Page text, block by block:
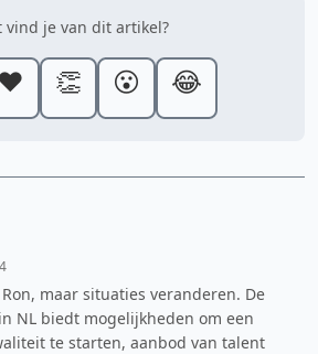
vind je van dit artikel?
❤️ 👏 😮 😂
maar situaties veranderen. De
NL biedt mogelijkheden om een
te starten, aanbod van talent